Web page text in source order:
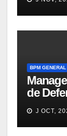
BPM GENERAL
de
J OCT,